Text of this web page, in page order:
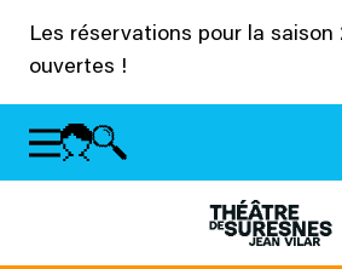
Les réservations pour la saison
ouvertes !